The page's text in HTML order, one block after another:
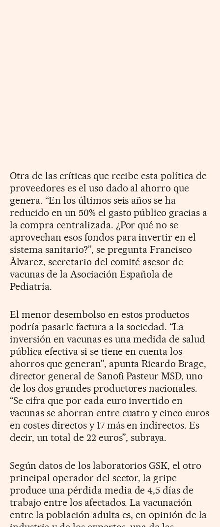
Otra de las críticas que recibe esta política de
proveedores es el uso dado al ahorro que
genera. “En los últimos seis años se ha
reducido en un 50% el gasto público gracias a
la compra centralizada. ¿Por qué no se
aprovechan esos fondos para invertir en el
sistema sanitario?”, se pregunta Francisco
Álvarez, secretario del comité asesor de
vacunas de la Asociación Española de
Pediatría.
El menor desembolso en estos productos
podría pasarle factura a la sociedad. “La
inversión en vacunas es una medida de salud
pública efectiva si se tiene en cuenta los
ahorros que generan”, apunta Ricardo Brage,
director general de Sanofi Pasteur MSD, uno
de los dos grandes productores nacionales.
“Se cifra que por cada euro invertido en
vacunas se ahorran entre cuatro y cinco euros
en costes directos y 17 más en indirectos. Es
decir, un total de 22 euros”, subraya.
Según datos de los laboratorios GSK, el otro
principal operador del sector, la gripe
produce una pérdida media de 4,5 días de
trabajo entre los afectados. La vacunación
entre la población adulta es, en opinión de la